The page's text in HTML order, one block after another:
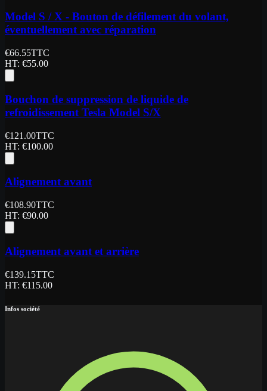
Model S / X - Bouton de défilement du volant,
éventuellement avec réparation
€66.55TTC
HT: €55.00
Bouchon de suppression de liquide de
refroidissement Tesla Model S/X
€121.00TTC
HT: €100.00
Alignement avant
€108.90TTC
HT: €90.00
Alignement avant et arrière
€139.15TTC
HT: €115.00
Infos société